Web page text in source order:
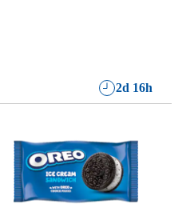
2d 16h